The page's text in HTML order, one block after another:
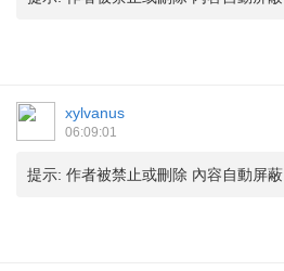
xylvanus
06:09:01
提示: 作者被禁止或刪除 內容自動屏蔽